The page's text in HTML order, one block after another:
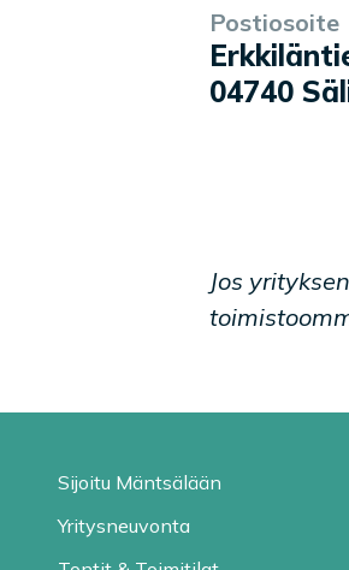
Yrityksen tiedotPostiosoite
04740
Jos
Sijoitu Mäntsälään
Yritysneuvonta